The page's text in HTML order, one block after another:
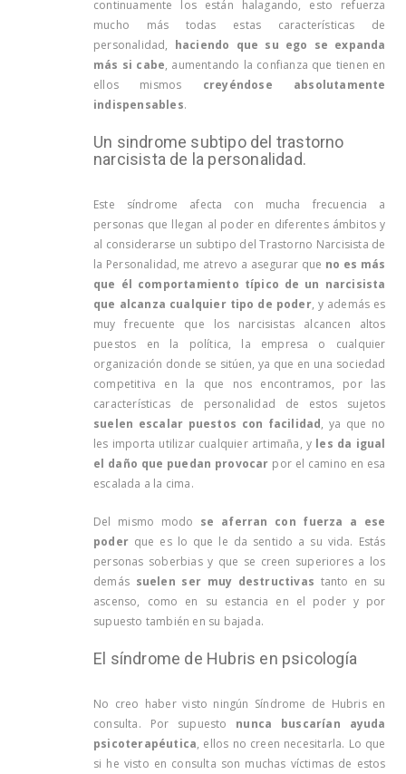
continuamente los están halagando, esto refuerza
mucho más todas estas características de
personalidad, haciendo que su ego se expanda
más si cabe, aumentando la confianza que tienen en
ellos mismos creyéndose absolutamente
indispensables.
Un sindrome subtipo del trastorno
narcisista de la personalidad.
Este síndrome afecta con mucha frecuencia a
personas que llegan al poder en diferentes ámbitos y
al considerarse un subtipo del Trastorno Narcisista de
la Personalidad, me atrevo a asegurar que no es más
que él comportamiento típico de un narcisista
que alcanza cualquier tipo de poder, y además es
muy frecuente que los narcisistas alcancen altos
puestos en la política, la empresa o cualquier
organización donde se sitúen, ya que en una sociedad
competitiva en la que nos encontramos, por las
características de personalidad de estos sujetos
suelen escalar puestos con facilidad, ya que no
les importa utilizar cualquier artimaña, y les da igual
el daño que puedan provocar por el camino en esa
escalada a la cima.
Del mismo modo se aferran con fuerza a ese
poder que es lo que le da sentido a su vida. Estás
personas soberbias y que se creen superiores a los
demás suelen ser muy destructivas tanto en su
ascenso, como en su estancia en el poder y por
supuesto también en su bajada.
El síndrome de Hubris en psicología
No creo haber visto ningún Síndrome de Hubris en
consulta. Por supuesto nunca buscarían ayuda
psicoterapéutica, ellos no creen necesitarla. Lo que
si he visto en consulta son muchas víctimas de estos